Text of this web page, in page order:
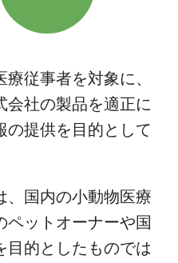
従事者を対象に、
会社の製品を適正に
の提供を目的として
、国内の小動物医療
ペットオーナーや国
目的としたものでは